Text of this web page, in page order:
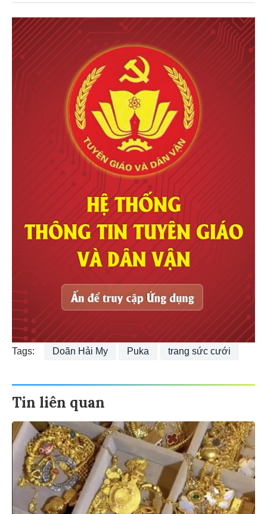
Tags: Doãn Hải My Puka trang sức cưới
Tin liên quan